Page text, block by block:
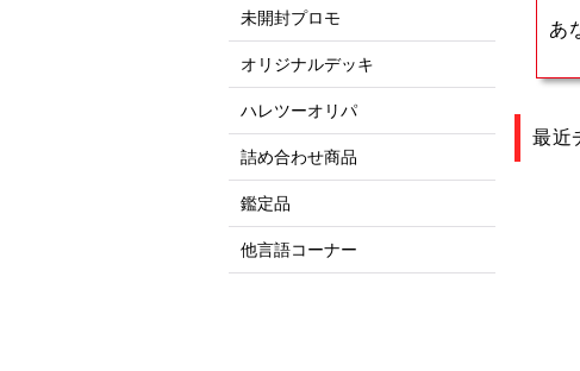
未開封プロモ
オリジナルデッキ
ハレツーオリパ
詰め合わせ商品
鑑定品
他言語コーナー
あ
最近